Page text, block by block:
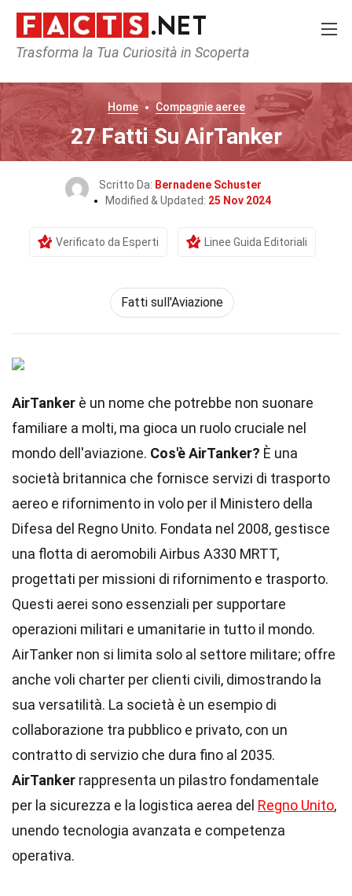
Trasforma la Tua Curiosità in Scoperta
Home Compagnie aeree
27 Fatti Su AirTanker
Scritto Da: Bernadene Schuster
Modified & Updated: 25 Nov 2024
Verificato da Esperti Linee Guida Editoriali
Fatti sull'Aviazione
AirTanker è un nome che potrebbe non suonare
familiare a molti, ma gioca un ruolo cruciale nel
mondo dell'aviazione. Cos'è AirTanker? È una
società britannica che fornisce servizi di trasporto
aereo e rifornimento in volo per il Ministero della
Difesa del Regno Unito. Fondata nel 2008, gestisce
una flotta di aeromobili Airbus A330 MRTT,
progettati per missioni di rifornimento e trasporto.
Questi aerei sono essenziali per supportare
operazioni militari e umanitarie in tutto il mondo.
AirTanker non si limita solo al settore militare; offre
anche voli charter per clienti civili, dimostrando la
sua versatilità. La società è un esempio di
collaborazione tra pubblico e privato, con un
contratto di servizio che dura fino al 2035.
AirTanker rappresenta un pilastro fondamentale
per la sicurezza e la logistica aerea del Regno Unito,
unendo tecnologia avanzata e competenza
operativa.